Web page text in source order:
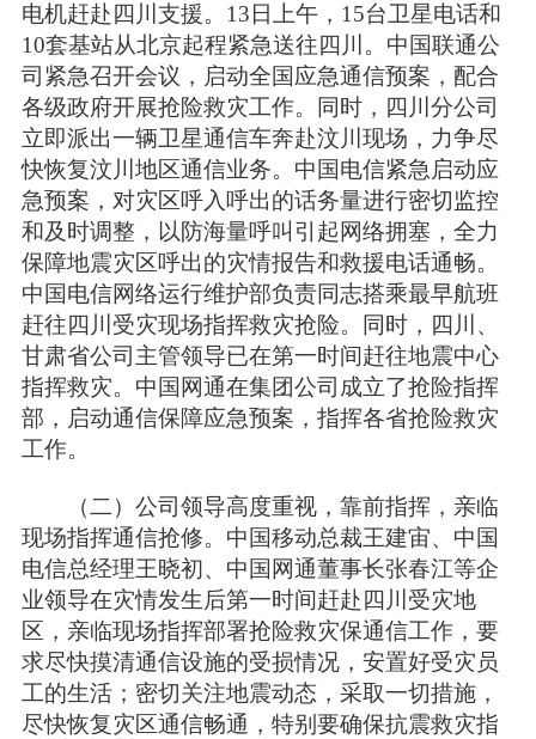
电机赶赴四川支援。13日上午，15台卫星电话和
10套基站从北京起程紧急送往四川。中国联通公
司紧急召开会议，启动全国应急通信预案，配合
各级政府开展抢险救灾工作。同时，四川分公司
立即派出一辆卫星通信车奔赴汶川现场，力争尽
快恢复汶川地区通信业务。中国电信紧急启动应
急预案，对灾区呼入呼出的话务量进行密切监控
和及时调整，以防海量呼叫引起网络拥塞，全力
保障地震灾区呼出的灾情报告和救援电话通畅。
中国电信网络运行维护部负责同志搭乘最早航班
赶往四川受灾现场指挥救灾抢险。同时，四川、
甘肃省公司主管领导已在第一时间赶往地震中心
指挥救灾。中国网通在集团公司成立了抢险指挥
部，启动通信保障应急预案，指挥各省抢险救灾
工作。
（二）公司领导高度重视，靠前指挥，亲临
现场指挥通信抢修。中国移动总裁王建宙、中国
电信总经理王晓初、中国网通董事长张春江等企
业领导在灾情发生后第一时间赶赴四川受灾地
区，亲临现场指挥部署抢险救灾保通信工作，要
求尽快摸清通信设施的受损情况，安置好受灾员
工的生活；密切关注地震动态，采取一切措施，
尽快恢复灾区通信畅通，特别要确保抗震救灾指